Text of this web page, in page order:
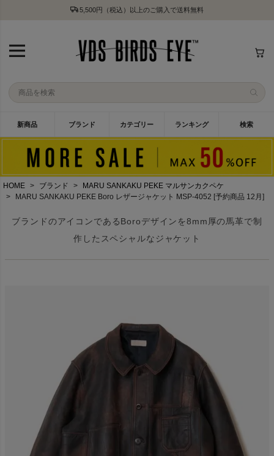
5,500円（税込）以上のご購入で送料無料
新商品 ブランド カテゴリー ランキング 検索
HOME ブランド
MARU SANKAKU PEKE マルサンカクペケ
MARU SANKAKU PEKE Boro レザージャケット MSP-4052 [予約商品 12月]
ブランドのアイコンであるBoroデザインを8mm厚の馬革で制
作したスペシャルなジャケット